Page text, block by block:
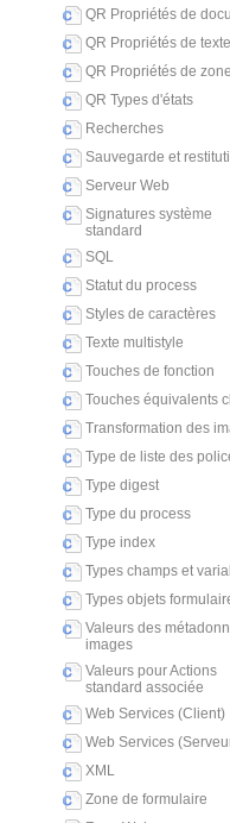
QR Propriétés de
QR Propriétés de texte
QR Propriétés de zone
QR Types d'états
Recherches
Sauvegarde et
Serveur Web
Signatures système
standard
SQL
Statut du process
Styles de caractères
Texte multistyle
Touches de fonction
Touches équivalents
Transformation des
Type de liste des
Type digest
Type du process
Type index
Types champs et
Types objets
Valeurs des
images
Valeurs pour Actions
standard associée
Web Services (Client)
Web Services
XML
Zone de formulaire